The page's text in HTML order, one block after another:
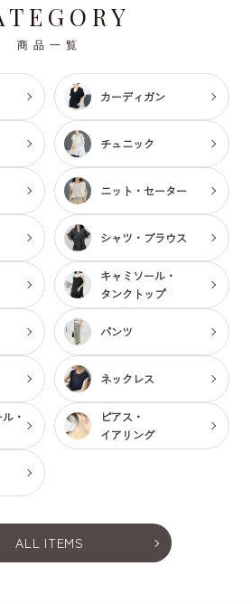
商品一覧
カーディガン
チュニック
ニット・セーター
シャツ・ブラウス
キャミソール・
タンクトップ
パンツ
ネックレス
・
ピアス・
イアリング
ALL ITEMS